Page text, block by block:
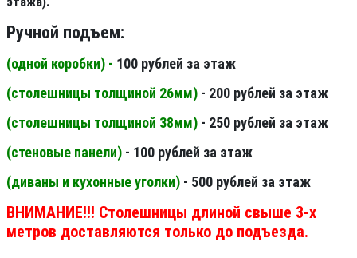
Ручной подъем:
(одной коробки) - 100 рублей за этаж
(столешницы толщиной 26мм) - 200 рублей за этаж
(столешницы толщиной 38мм) - 250 рублей за этаж
(стеновые панели) - 100 рублей за этаж
(диваны и кухонные уголки) - 500 рублей за этаж
ВНИМАНИЕ!!! Столешницы длиной свыше 3-х
метров доставляются только до подъезда.